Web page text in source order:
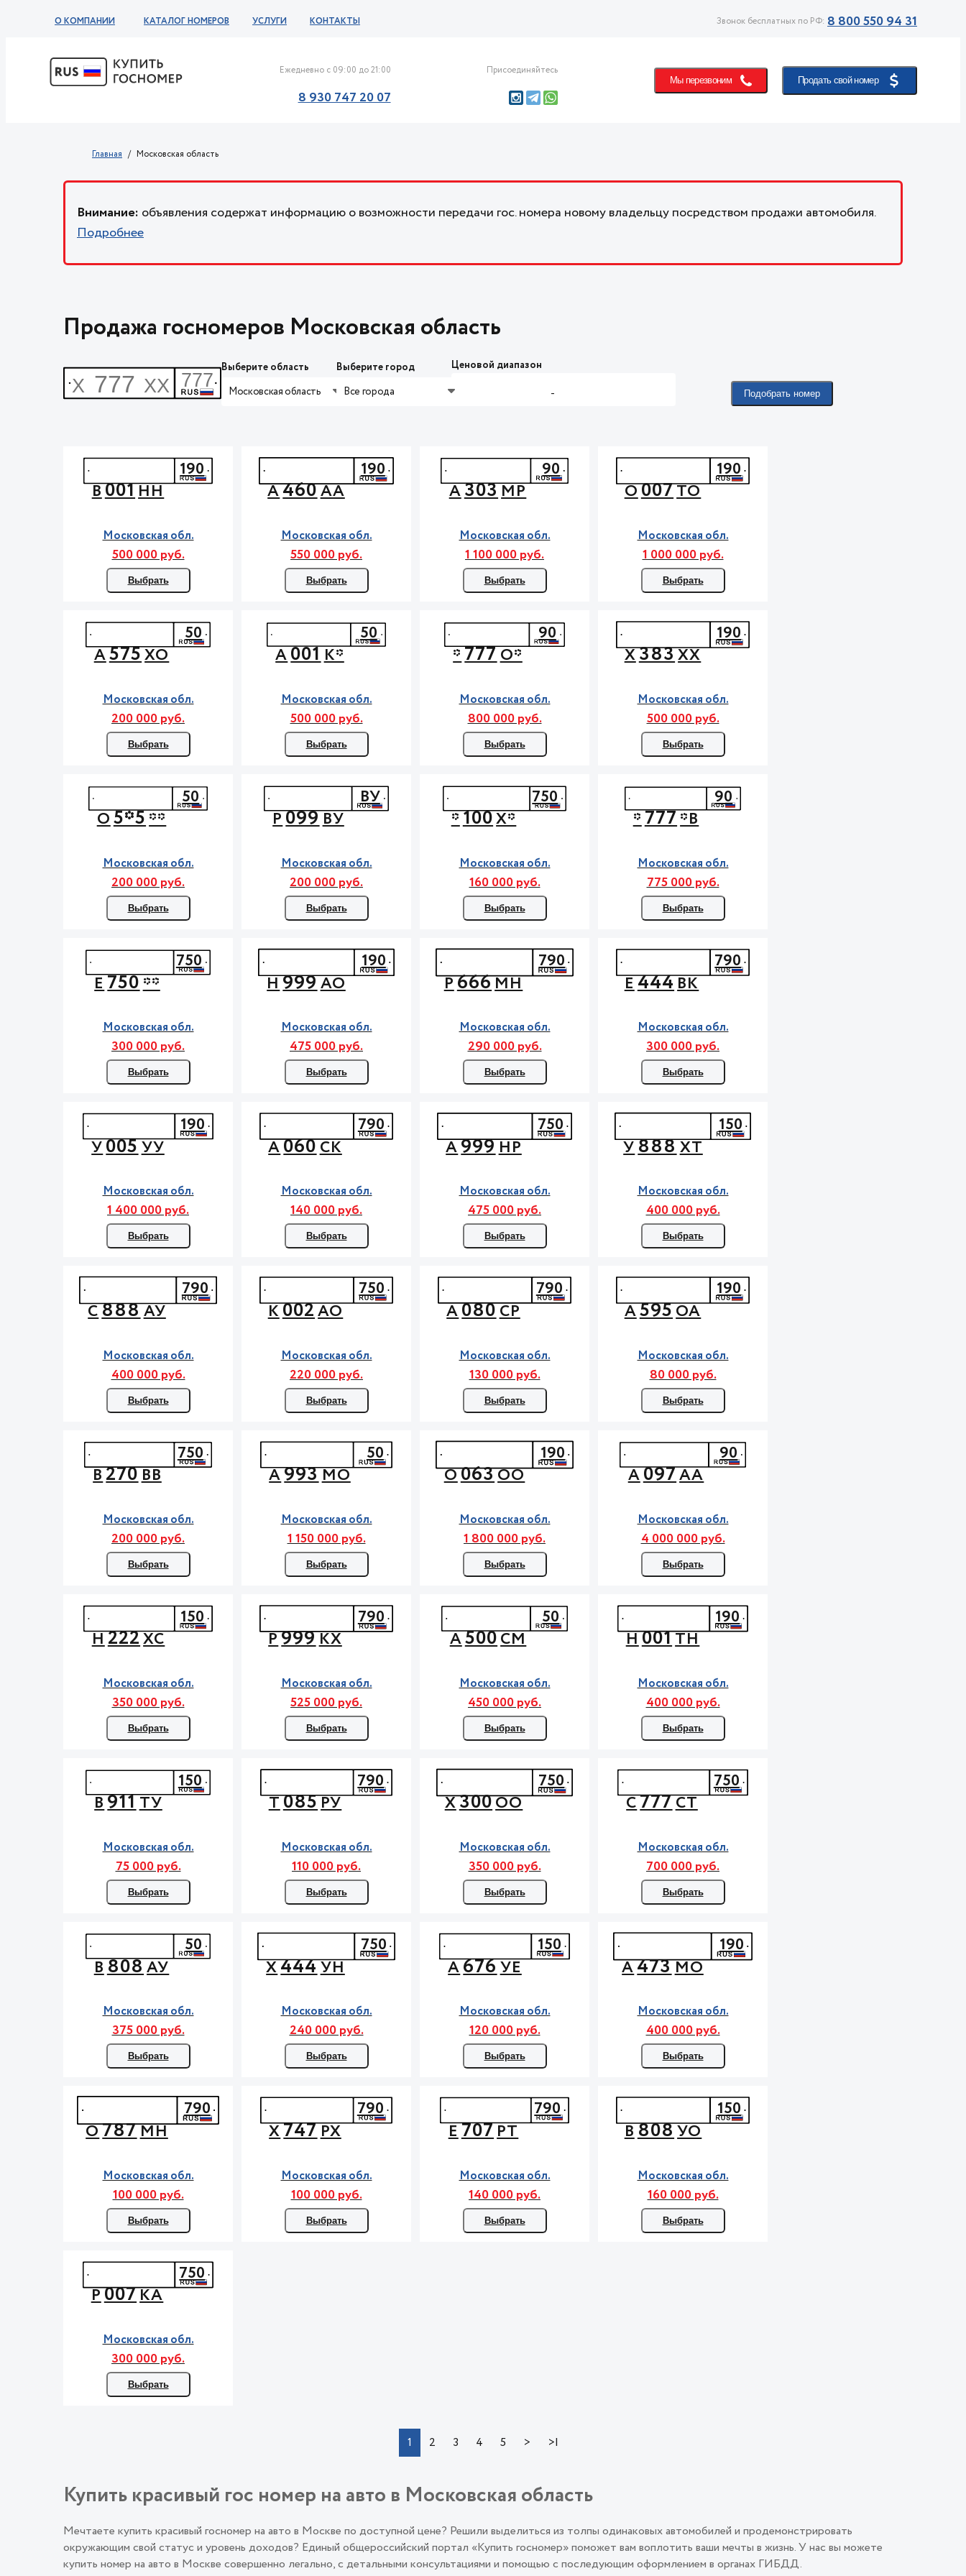
О КОМПАНИИ КАТАЛОГ НОМЕРОВ УСЛУГИ КОНТАКТЫ Звонок бесплатных по РФ: 8 800 550 94 31
Ежедневно с 09:00 до 21:00
8 930 747 20 07
Присоединяйтесь
Мы перезвоним Продать свой номер
Главная Московская область
Внимание: объявления содержат информацию о возможности передачи гос. номера новому владельцу посредством продажи автомобиля.
Подробнее
Продажа госномеров Московская область
Выберите область
Московская область
Выберите город
Все города
Ценовой диапазон
- Подобрать номер
В001НН
190
Московская обл.
500 000 руб.
Выбрать
А460АА
190
Московская обл.
550 000 руб.
Выбрать
А303МР
90
Московская обл.
1 100 000 руб.
Выбрать
О007ТО
190
Московская обл.
1 000 000 руб.
Выбрать
А575ХО
50
Московская обл.
200 000 руб.
Выбрать
А001К*
50
Московская обл.
500 000 руб.
Выбрать
*777О*
90
Московская обл.
800 000 руб.
Выбрать
Х383ХХ
190
Московская обл.
500 000 руб.
Выбрать
О5*5**
50
Московская обл.
200 000 руб.
Выбрать
Р099ВУ
ВУ
Московская обл.
200 000 руб.
Выбрать
*100Х*
750
Московская обл.
160 000 руб.
Выбрать
*777*В
90
Московская обл.
775 000 руб.
Выбрать
Е750**
750
Московская обл.
300 000 руб.
Выбрать
Н999АО
190
Московская обл.
475 000 руб.
Выбрать
Р666МН
790
Московская обл.
290 000 руб.
Выбрать
Е444ВК
790
Московская обл.
300 000 руб.
Выбрать
У005УУ
190
Московская обл.
1 400 000 руб.
Выбрать
А060СК
790
Московская обл.
140 000 руб.
Выбрать
А999НР
750
Московская обл.
475 000 руб.
Выбрать
У888ХТ
150
Московская обл.
400 000 руб.
Выбрать
С888АУ
790
Московская обл.
400 000 руб.
Выбрать
К002АО
750
Московская обл.
220 000 руб.
Выбрать
А080СР
790
Московская обл.
130 000 руб.
Выбрать
А595ОА
190
Московская обл.
80 000 руб.
Выбрать
В270ВВ
750
Московская обл.
200 000 руб.
Выбрать
А993МО
50
Московская обл.
1 150 000 руб.
Выбрать
О063ОО
190
Московская обл.
1 800 000 руб.
Выбрать
А097АА
90
Московская обл.
4 000 000 руб.
Выбрать
Н222ХС
150
Московская обл.
350 000 руб.
Выбрать
Р999КХ
790
Московская обл.
525 000 руб.
Выбрать
А500СМ
50
Московская обл.
450 000 руб.
Выбрать
Н001ТН
190
Московская обл.
400 000 руб.
Выбрать
В911ТУ
150
Московская обл.
75 000 руб.
Выбрать
Т085РУ
790
Московская обл.
110 000 руб.
Выбрать
Х300ОО
750
Московская обл.
350 000 руб.
Выбрать
С777СТ
750
Московская обл.
700 000 руб.
Выбрать
В808АУ
50
Московская обл.
375 000 руб.
Выбрать
Х444УН
750
Московская обл.
240 000 руб.
Выбрать
А676УЕ
150
Московская обл.
120 000 руб.
Выбрать
А473МО
190
Московская обл.
400 000 руб.
Выбрать
О787МН
790
Московская обл.
100 000 руб.
Выбрать
Х747РХ
790
Московская обл.
100 000 руб.
Выбрать
Е707РТ
790
Московская обл.
140 000 руб.
Выбрать
В808УО
150
Московская обл.
160 000 руб.
Выбрать
Р007КА
750
Московская обл.
300 000 руб.
Выбрать
1 2 3 4 5 > >|
Купить красивый гос номер на авто в Московская область
Мечтаете купить красивый госномер на авто в Москве по доступной цене? Решили выделиться из толпы одинаковых автомобилей и продемонстрировать
окружающим свой статус и уровень доходов? Единый общероссийский портал «Купить госномер» поможет вам воплотить ваши мечты в жизнь. У нас вы можете
купить номер на авто в Москве совершенно легально, с детальными консультациями и помощью с последующим оформлением в органах ГИБДД.